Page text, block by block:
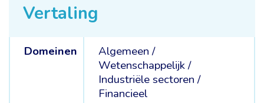
Vertaling
Domeinen
Algemeen /
Wetenschappelijk /
Industriële sectoren /
Financieel